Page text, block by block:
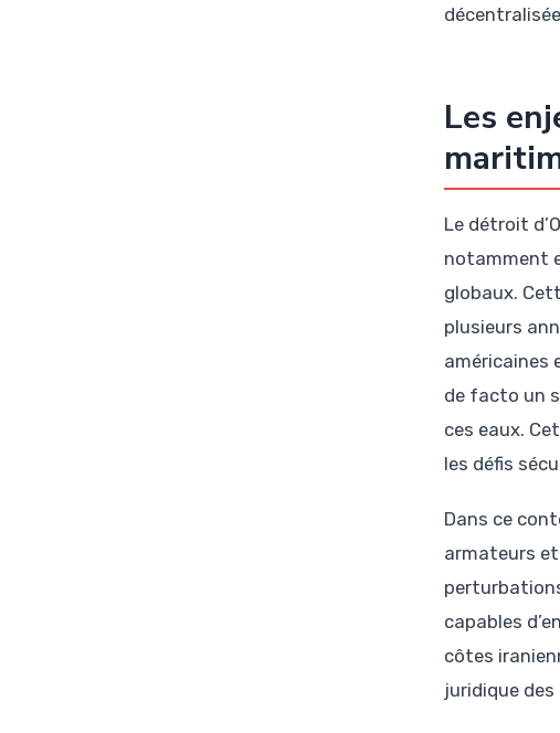
Les
Le détroit
notamment
globaux.
plusieurs
américaines
de facto un
ces eaux.
les défis
Dans ce
armateurs
capables
côtes
juridique